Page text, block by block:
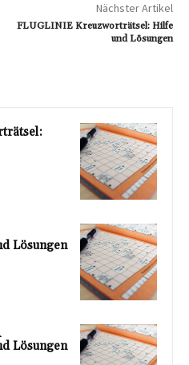
Nächster Artikel
FLUGLINIE Kreuzworträtsel: Hilfe
und Lösungen
Lösungen
Lösungen